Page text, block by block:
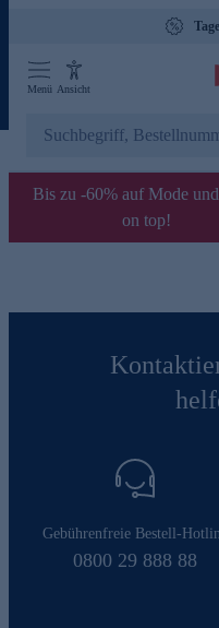
Menü Ansicht
Bis zu -60% auf Mode
on top!
Gebührenfreie Bestell-
0800 29 888 88